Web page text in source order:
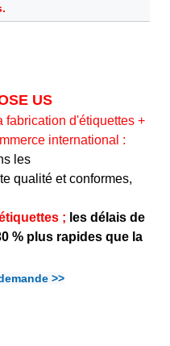
US
fabrication d'étiquettes +
international :
les
qualité et conformes,
; les délais de
% plus rapides que la
>>